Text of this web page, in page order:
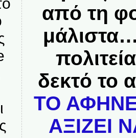
από τη
δεκτό το
ΤΟ
ΑΞΙΖΕΙ